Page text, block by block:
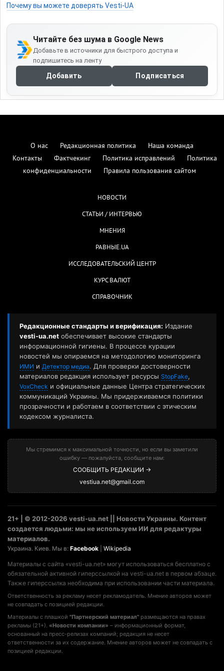
Почему вы можете доверять Vesti-UA
Читайте без шума в Google News
Добавьте в источники для быстрого доступа и
подпишитесь на ленту
Добавить Подписаться
О нас Редакционная политика
Наша команда
Контакты
Фактчекинг Политика исправлений
Политика
конфиденциальности
Правила пользования сайтом
НОВОСТИ
СТАТЬИ / ИНТЕРВЬЮ
МНЕНИЯ
РАВНЫЕ.UA
ИССЛЕДОВАТЕЛЬСКИЙ ЦЕНТР
КУРС ВАЛЮТ
СПРАВОЧНИК
Редакционные стандарты и верификация: Издание
vesti-ua.net обеспечивает высокие стандарты
информационной гигиены. В процессе курации
новостей мы опираемся на методологию мониторинга
ИМИ и Детектор медиа. Для проверки достоверности
материалов редакция использует ресурсы StopFake,
VoxCheck и официальные данные Центра стратегических
коммуникаций Украины. Мы придерживаемся политики
прозрачности и работаем в соответствии с этическим
кодексом журналиста.
Мы стремимся к максимальной точности, но если вы заметили
ошибку — пожалуйста, сообщите нам:
СООБЩИТЬ РЕДАКЦИИ →
vestiua.net@gmail.com
21+ | © 2012-2026 vesti-ua.net || Новости Украины. Контент
создается людьми: мы не используем ИИ для редактуры
материалов.
Украина. Киев. Мы в: Facebook Wikipedia
Материалы с сайта «vesti-ua.net» могут использоваться бесплатно с
обязательной активной гиперссылкой на vesti-ua.net в первом абзаце.
Также гиперссылка необходима при использовании части материала.
Ответственность за рекламу несет рекламодатель. Мнение авторов может
не совпадать с позицией редакции.
Материалы с плашкой "Партнерский материал" размещаются на правах
рекламы (21+). «Новости компании» – информационный формат,
основанный на пресс-релизах компаний; редакция не несет
ответственности за их содержание. Мнение авторов может не совпадать с
позицией редакции.